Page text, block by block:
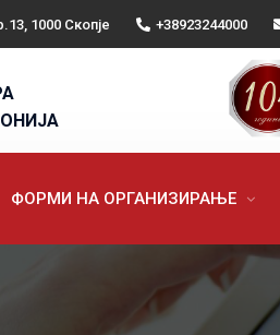
1000 Скопје +38923244000
ФОРМИ НА ОРГАНИЗИРАЊЕ